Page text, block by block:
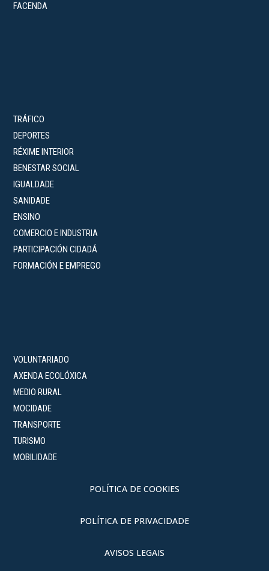
FACENDA
TRÁFICO
DEPORTES
RÉXIME INTERIOR
BENESTAR SOCIAL
IGUALDADE
SANIDADE
ENSINO
COMERCIO E INDUSTRIA
PARTICIPACIÓN CIDADÁ
FORMACIÓN E EMPREGO
VOLUNTARIADO
AXENDA ECOLÓXICA
MEDIO RURAL
MOCIDADE
TRANSPORTE
TURISMO
MOBILIDADE
POLÍTICA DE COOKIES
POLÍTICA DE PRIVACIDADE
AVISOS LEGAIS